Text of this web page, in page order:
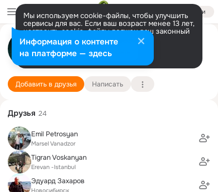
Войти
Мы используем cookie-файлы, чтобы улучшить
сервисы для вас. Если ваш возраст менее 13 лет,
настроить cookie-файлы должен ваш законный
представитель. Больше информации
Разрешить все Настроить
Юлия Граффа (Захарова)
Новосибирск
4 школа им. А. Пушкина Подробнее
Добавить в друзья Написать
Друзья 24
Emil Petrosyan
Marsel Vanadzor
Tigran Voskanyan
Erevan -Istanbul
Эдуард Захаров
Новосибирск
Информация о контенте
на платформе — здесь